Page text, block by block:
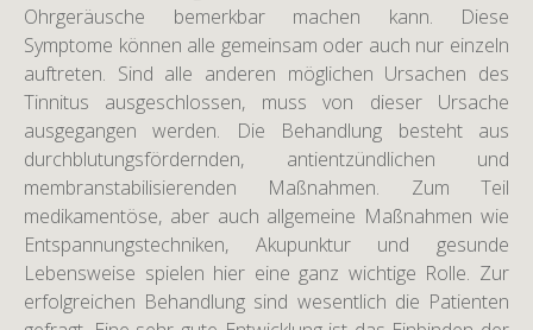
Ohrgeräusche bemerkbar machen kann. Diese
Symptome können alle gemeinsam oder auch nur einzeln
auftreten. Sind alle anderen möglichen Ursachen des
Tinnitus ausgeschlossen, muss von dieser Ursache
ausgegangen werden. Die Behandlung besteht aus
durchblutungsfördernden, antientzündlichen und
membranstabilisierenden Maßnahmen. Zum Teil
medikamentöse, aber auch allgemeine Maßnahmen wie
Entspannungstechniken, Akupunktur und gesunde
Lebensweise spielen hier eine ganz wichtige Rolle. Zur
erfolgreichen Behandlung sind wesentlich die Patienten